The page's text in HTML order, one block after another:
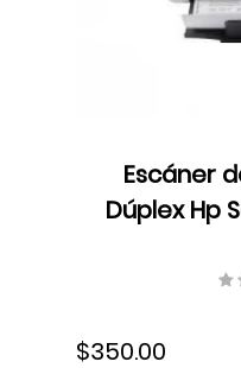
Escáner
Dúplex Hp
ppm/80
$350.00